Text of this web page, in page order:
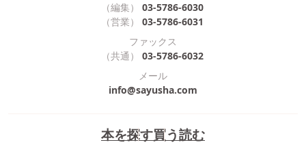
本を探す買う読む
（編集）
03-5786-6030
（営業）
03-5786-6031
ファックス
（共通）
03-5786-6032
メール
info@sayusha.com